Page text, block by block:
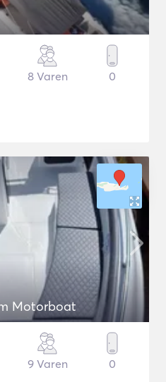
8 Varen 0
Motorboat
9 Varen 0